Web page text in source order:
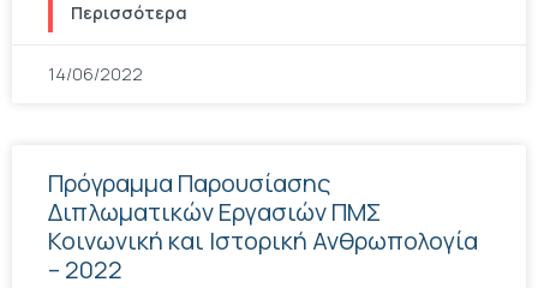
Περισσότερα
14/06/2022
Πρόγραμμα Παρουσίασης
Διπλωματικών Εργασιών ΠΜΣ
Κοινωνική και Ιστορική Ανθρωπολογία
– 2022